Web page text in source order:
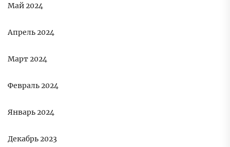
Май 2024
Апрель 2024
Март 2024
Февраль 2024
Январь 2024
Декабрь 2023